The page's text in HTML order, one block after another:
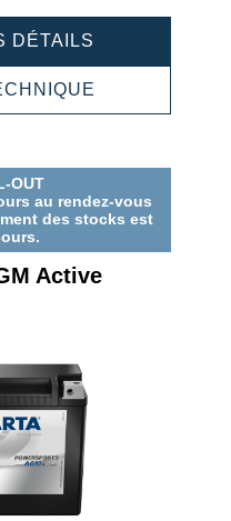
DÉTAILS
ACTIVE
521909033
OUT
au rendez-vous
des stocks est
Active